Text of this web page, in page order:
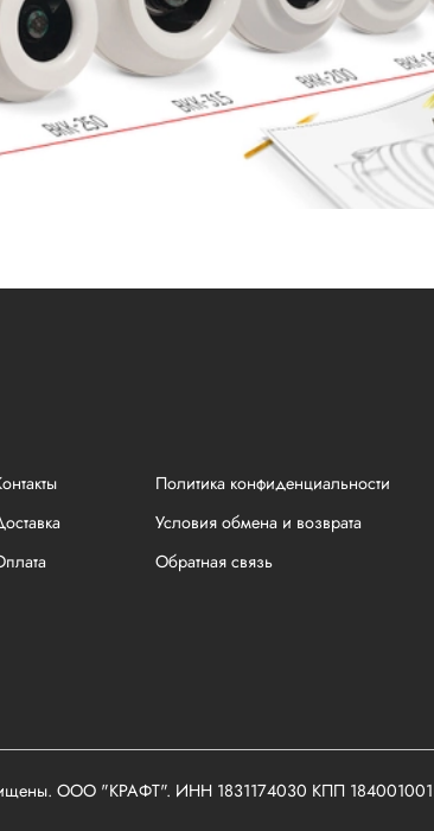
Политика конфиденциальности
Условия обмена и возврата
Обратная связь
ООО "КРАФТ". ИНН 1831174030 КПП 184001001